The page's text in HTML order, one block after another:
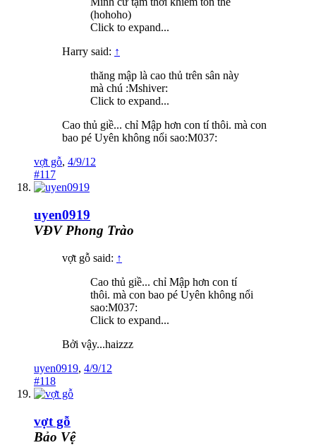
(hohoho)
Click to expand...
Harry said: ↑
thăng mập là cao thủ trên sân này
mà chú :Mshiver:
Click to expand...
Cao thủ giề... chỉ Mập hơn con tí thôi. mà con
bao pé Uyên không nổi sao:M037:
vợt gỗ, 4/9/12
#117
uyen0919
VĐV Phong Trào
vợt gỗ said: ↑
Cao thủ giề... chỉ Mập hơn con tí
thôi. mà con bao pé Uyên không nổi
sao:M037:
Click to expand...
Bởi vậy...haizzz
uyen0919, 4/9/12
#118
vợt gỗ
Bảo Vệ